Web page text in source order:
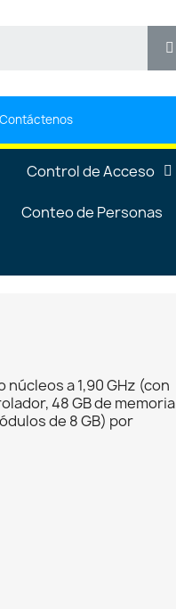
Contáctenos
Control de Acceso
Conteo de Personas
a 1,90 GHz (con
48 GB de memoria
de 8 GB) por